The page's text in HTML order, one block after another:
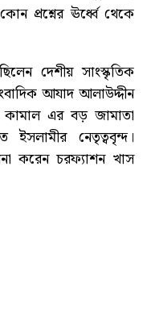
প্রশ্নের ঊর্ধ্বে থেকে
দেশীয় সাংস্কৃতিক
আযাদ আলাউদ্দীন
কামাল এর বড় জামাতা
ইসলামীর নেতৃত্ববৃন্দ।
করেন চরফ্যাশন খাস